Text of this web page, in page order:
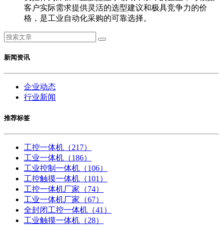
客户实际需求提供灵活的选型建议和极具竞争力的价
格，是工业自动化采购的可靠选择。
新闻资讯
企业动态
行业新闻
推荐标签
工控一体机 （217）
工业一体机 （186）
工业控制一体机 （106）
工控触摸一体机 （101）
工控一体机厂家 （74）
工业一体机厂家 （67）
全封闭工控一体机 （41）
工业触摸一体机 （28）